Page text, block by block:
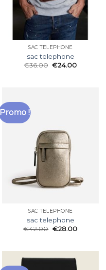
SAC TELEPHONE
sac telephone
€36.00 €24.00
Promo !
SAC TELEPHONE
sac telephone
€42.00 €28.00